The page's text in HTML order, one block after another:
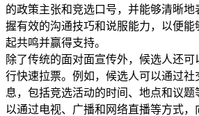
的政策主张和竞选口号，并能够清晰
握有效的沟通技巧和说服能力，以便能
起共鸣并赢得支持。
除了传统的面对面宣传外，候选人还
行快速拉票。例如，候选人可以通过
息，包括竞选活动的时间、地点和议
以通过电视、广播和网络直播等方式